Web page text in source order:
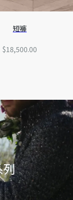
短褲
$18,500.00
列